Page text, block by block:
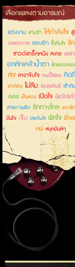
คาเฟ่เด็กลำลูกกา
เลือกเพลงตามอารมณ์
แต่งงาน สามช่า ให้กำลังใจ สู้
ตลอดกาล แอบรัก ซึ้งกินใจ รั
ซาวด์แทร็คหนัง ละคร เฮฮ
อกหักเคล้าน้ำตา รักเธอตลอ
ที่ใช่ เหงาจับใจ คนนี้ใช่เลย คิด
ลาก่อน ไม่ลืม ง้อขอคืนดี เข้ากั
คอย เป็นห่วง เปิดใจ ผิดไปแล้
สารภาพรัก รักทางไกล อย่ารั
มั่นใจ เจ็บ ประทับใจ พักใจ รัก
คน สนุกมันส์ๆ